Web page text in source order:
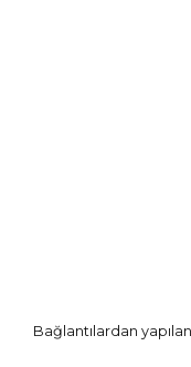
Bağlantılardan